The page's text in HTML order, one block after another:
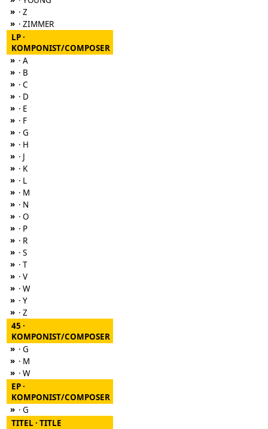
» · Z
» · ZIMMER
LP ·
KOMPONIST/COMPOSER
» · A
» · B
» · C
» · D
» · E
» · F
» · G
» · H
» · J
» · K
» · L
» · M
» · N
» · O
» · P
» · R
» · S
» · T
» · V
» · W
» · Y
» · Z
45 ·
KOMPONIST/COMPOSER
» · G
» · M
» · W
EP ·
KOMPONIST/COMPOSER
» · G
TITEL · TITLE